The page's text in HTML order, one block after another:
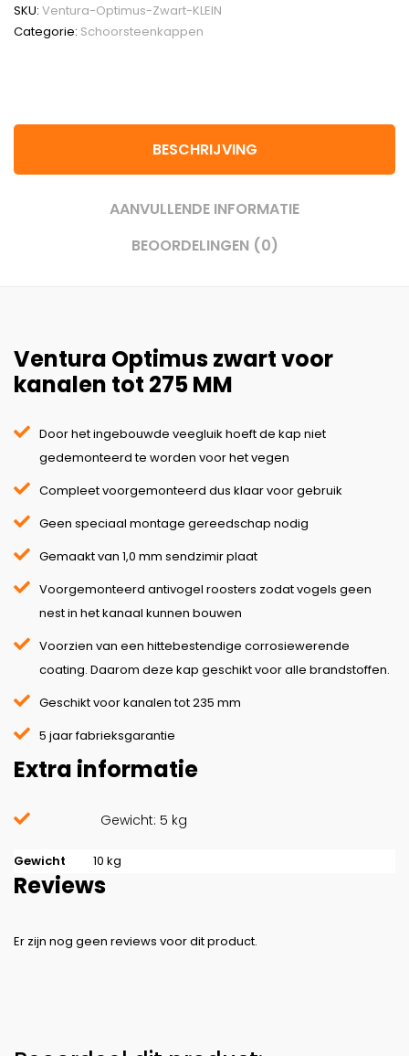
SKU: Ventura-Optimus-Zwart-KLEIN
Categorie: Schoorsteenkappen
BESCHRIJVING
AANVULLENDE INFORMATIE
BEOORDELINGEN (0)
Ventura Optimus zwart voor
kanalen tot 275 MM
Door het ingebouwde veegluik hoeft de kap niet
gedemonteerd te worden voor het vegen
Compleet voorgemonteerd dus klaar voor gebruik
Geen speciaal montage gereedschap nodig
Gemaakt van 1,0 mm sendzimir plaat
Voorgemonteerd antivogel roosters zodat vogels geen
nest in het kanaal kunnen bouwen
Voorzien van een hittebestendige corrosiewerende
coating. Daarom deze kap geschikt voor alle brandstoffen.
Geschikt voor kanalen tot 235 mm
5 jaar fabrieksgarantie
Extra informatie
Gewicht: 5 kg
Gewicht 10 kg
Reviews